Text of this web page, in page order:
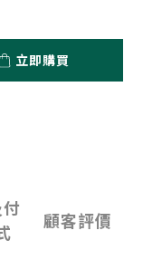
立即購買
顧客評價